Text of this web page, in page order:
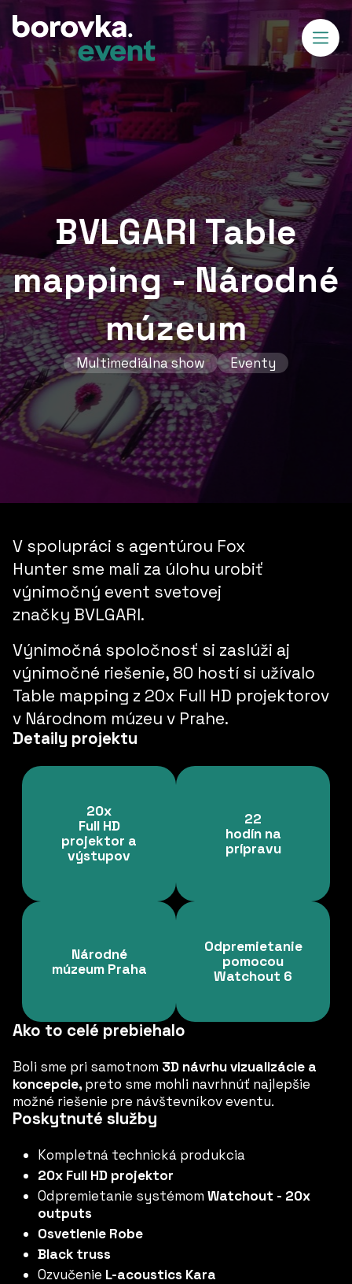
BVLGARI Table
mapping - Národné
múzeum
Multimediálna show Eventy
V spolupráci s agentúrou Fox
Hunter sme mali za úlohu urobiť
výnimočný event svetovej
značky BVLGARI.
Výnimočná spoločnosť si zaslúži aj
výnimočné riešenie, 80 hostí si užívalo
Table mapping z 20x Full HD projektorov
v Národnom múzeu v Prahe.
Detaily projektu
20x
Full HD
projektor a
výstupov
22
hodín na
prípravu
Národné
múzeum Praha
Odpremietanie
pomocou
Watchout 6
Ako to celé prebiehalo
Boli sme pri samotnom 3D návrhu vizualizácie a
koncepcie, preto sme mohli navrhnúť najlepšie
možné riešenie pre návštevníkov eventu.
Poskytnuté služby
Kompletná technická produkcia
20x Full HD projektor
Odpremietanie systémom Watchout - 20x
outputs
Osvetlenie Robe
Black truss
Ozvučenie L-acoustics Kara